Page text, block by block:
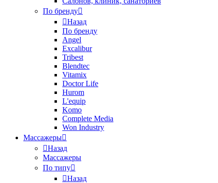
По бренду
Назад
По бренду
Angel
Excalibur
Tribest
Blendtec
Vitamix
Doctor Life
Hurom
L'equip
Komo
Complete Media
Won Industry
Массажеры
Назад
Массажеры
По типу
Назад